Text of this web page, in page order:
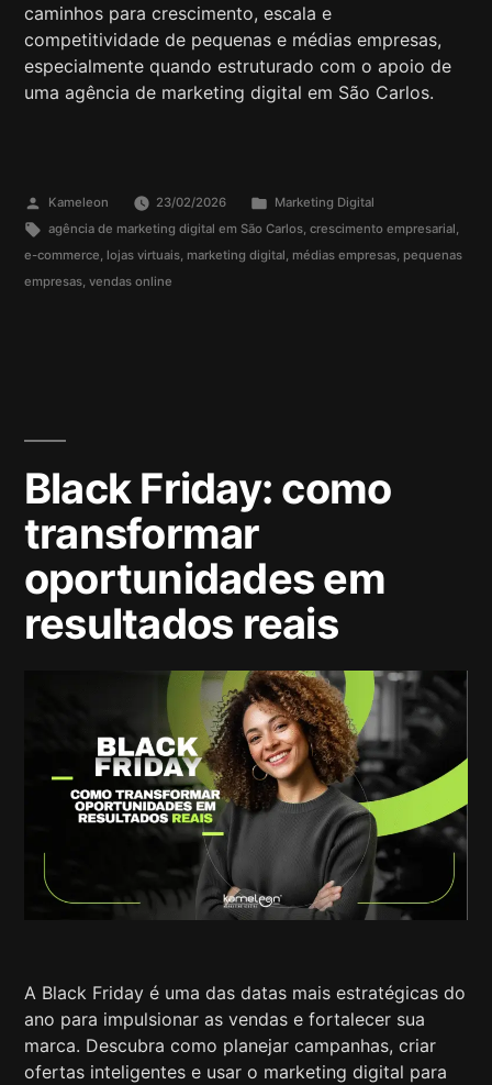
caminhos para crescimento, escala e
competitividade de pequenas e médias empresas,
especialmente quando estruturado com o apoio de
uma agência de marketing digital em São Carlos.
Kameleon 23/02/2026
Marketing Digital
agência de marketing digital em São Carlos, crescimento empresarial,
e-commerce, lojas virtuais, marketing digital, médias empresas, pequenas
empresas, vendas online
Black Friday: como
transformar
oportunidades em
resultados reais
A Black Friday é uma das datas mais estratégicas do
ano para impulsionar as vendas e fortalecer sua
marca. Descubra como planejar campanhas, criar
ofertas inteligentes e usar o marketing digital para